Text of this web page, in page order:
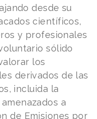
desde su
científicos,
y profesionales
sólido
los
derivados de las
incluida la
a
de Emisiones por